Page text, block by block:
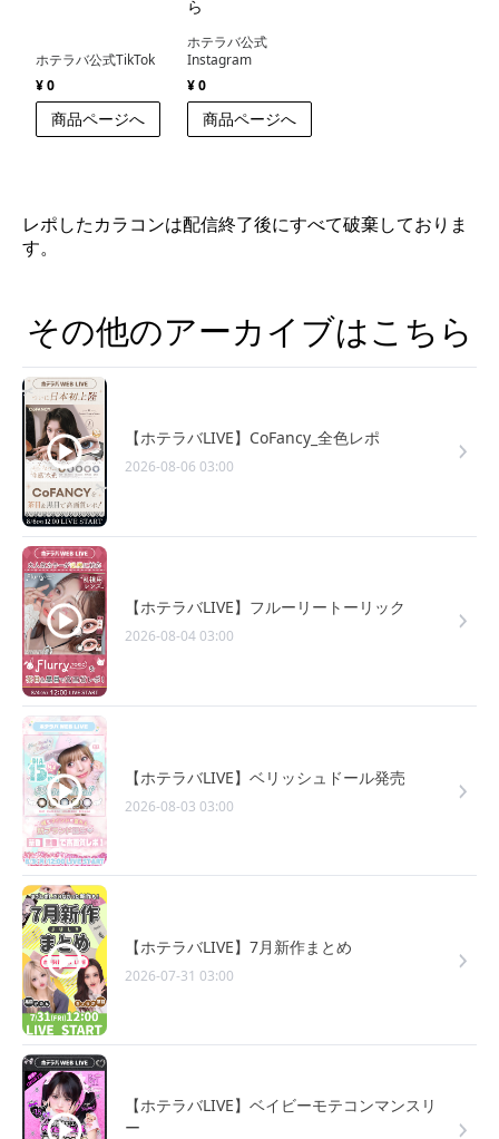
ホテラバ公式TikTok
¥ 0
商品ページへ
ら
ホテラバ公式
Instagram
¥ 0
商品ページへ
レポしたカラコンは配信終了後にすべて破棄しておりま
す。
その他のアーカイブはこちら
【ホテラバLIVE】CoFancy_全色レポ
2026-08-06 03:00
【ホテラバLIVE】フルーリートーリック
2026-08-04 03:00
【ホテラバLIVE】ベリッシュドール発売
2026-08-03 03:00
【ホテラバLIVE】7月新作まとめ
2026-07-31 03:00
【ホテラバLIVE】ベイビーモテコンマンスリ
ー